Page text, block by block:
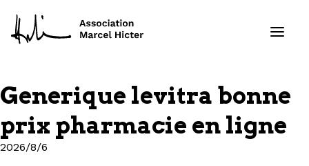
Formations
Generique levitra bonne
prix pharmacie en ligne
2026/8/6